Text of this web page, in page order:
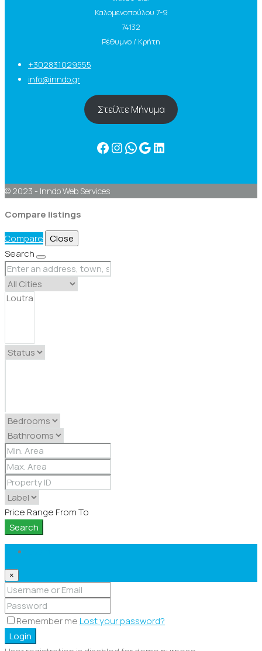
Καλομενοπούλου 7-9
74132
Ρέθυμνο / Κρήτη
+302831029555
info@inndo.gr
Στείλτε Μήνυμα
Facebook
Instagram
WhatsApp
Google
Linkedin
© 2023 - Inndo Web Services
Compare listings
Compare Close
Search
Price Range FromTo
Search
×
Remember me Lost your password?
Login